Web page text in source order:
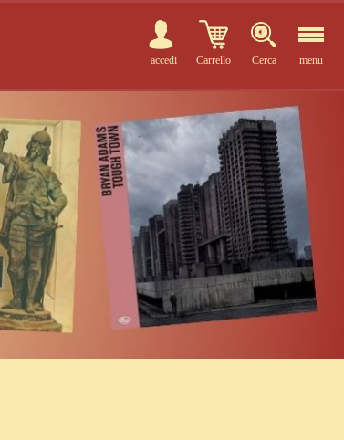
accedi Carrello Cerca menu